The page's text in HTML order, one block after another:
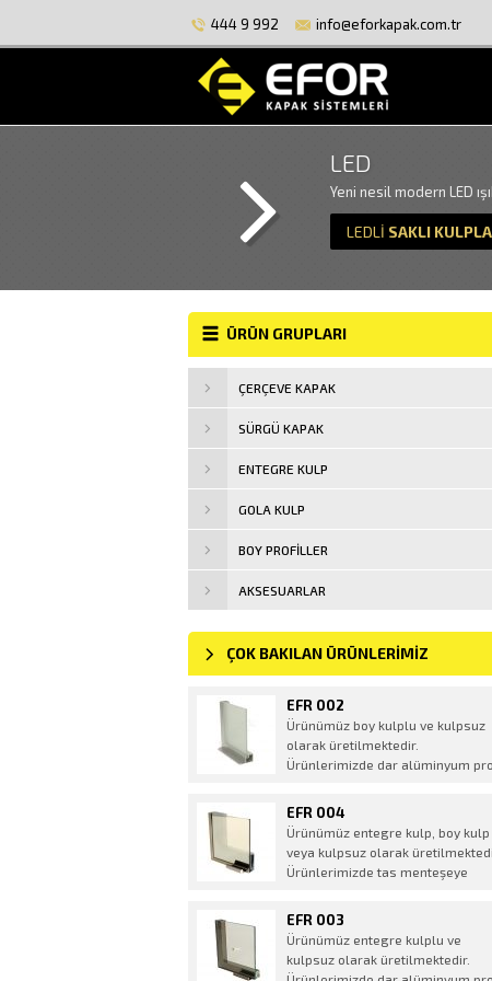
444 9 992 info@eforkapak.com.tr
LED
Yeni nesil modern LED
LEDLİ SAKLI
ÜRÜN GRUPLARI
ÇERÇEVE KAPAK
SÜRGÜ KAPAK
ENTEGRE KULP
GOLA KULP
BOY PROFILLER
AKSESUARLAR
ÇOK BAKILAN ÜRÜNLERİMİZ
EFR 002
Ürünümüz boy kulplu ve kulpsuz
olarak üretilmektedir.
Ürünlerimizde dar alüminyum
Ürünümüzde RALL boyalı her renk
yapılmaktadır. Ürünümüzde BLUM
HF veya HKS montaj yerleri talep
doğrultusunda açılmaktadır.
EFR 004
Ürünümüz entegre kulp, boy kulp
veya kulpsuz olarak
Ürünlerimizde tas menteşeye
Ürünümüzde RALL boyalı her renk
yapılmaktadır.
EFR 003
Ürünümüz entegre kulplu ve
kulpsuz olarak üretilmektedir.